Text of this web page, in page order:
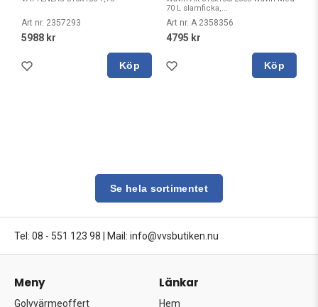
Art nr. 2357293
5988 kr
Köp
70 L slamficka,...
Art nr. A 2358356
4795 kr
Köp
Se hela sortimentet
Tel: 08 - 551 123 98 Mail: info@vvsbutiken.nu
Meny
Golvvärmeoffert
Länkar
Hem